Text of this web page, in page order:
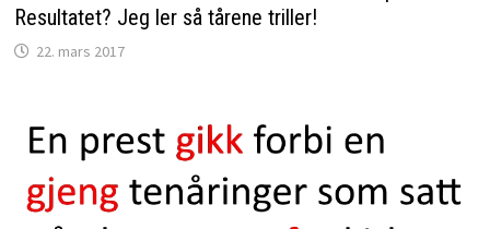
Resultatet? Jeg ler så tårene triller!
22. mars 2017